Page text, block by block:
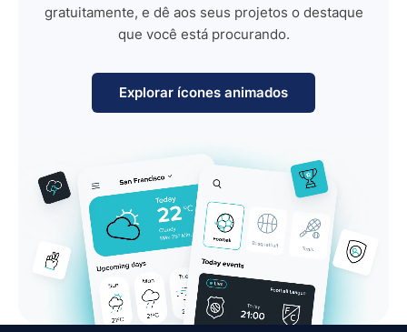
gratuitamente, e dê aos seus projetos o destaque
que você está procurando.
Explorar ícones animados